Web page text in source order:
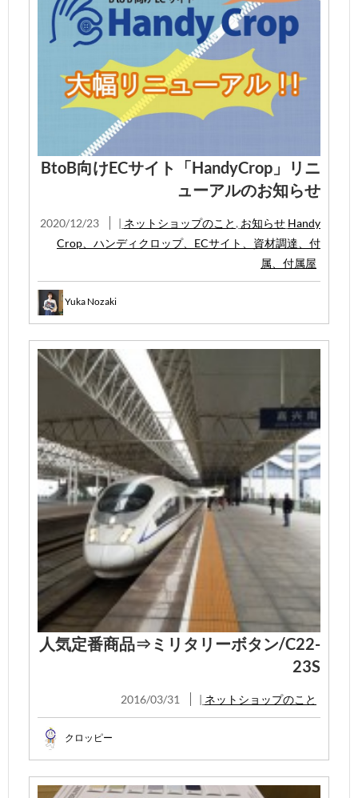
BtoB向けECサイト「HandyCrop」リニ
ューアルのお知らせ
2020/12/23 | ネットショップのこと , お知らせ Handy
Crop、ハンディクロップ、ECサイト、資材調達、付
属、付属屋
Yuka Nozaki
人気定番商品⇒ミリタリーボタン/C22-
23S
2016/03/31 | ネットショップのこと
クロッピー